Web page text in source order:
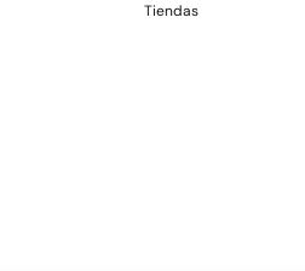
Tiendas